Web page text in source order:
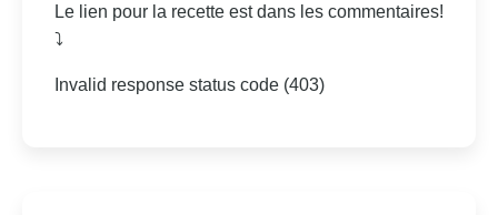
Le lien pour la recette est dans les commentaires!
⤵
Invalid response status code (403)